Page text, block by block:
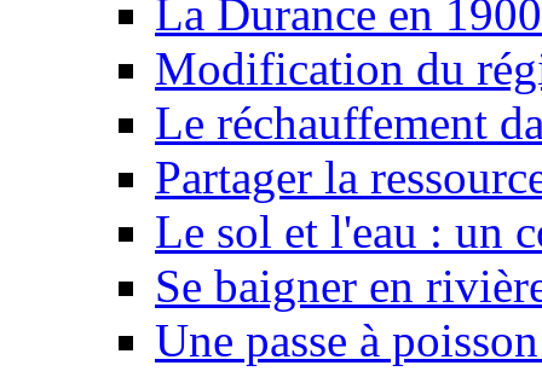
La Durance en 1900
Modification du
Le réchauffement
Partager la
Le sol et l'eau : un
Se baigner en
Une passe à